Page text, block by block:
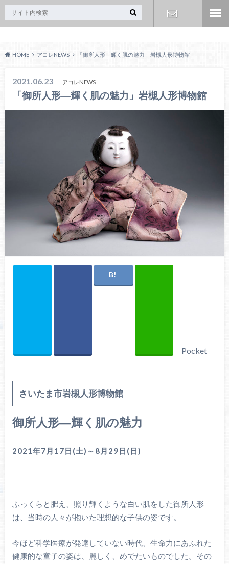
HOME アコレNEWS 「御所人形―輝く肌の魅力」岩槻人形博物館
2021.06.23 アコレNEWS
「御所人形―輝く肌の魅力」岩槻人形博物館
Pocket
さいたま市岩槻人形博物館
御所人形―輝く肌の魅力
2021年7月17日(土)～8月29日(日)
ふっくらと肥え、照り輝くような白い肌をした御所人形
は、当時の人々が抱いた理想的な子供の姿です。
今ほど科学医療が発達していない時代、生命力にあふれた
健康的な童子の姿は、麗しく、めでたいものでした。その